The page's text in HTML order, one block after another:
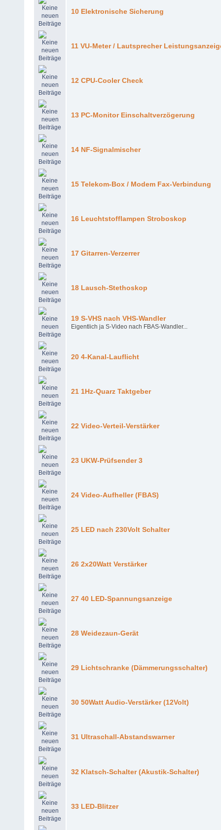
10 Elektronische Sicherung
11 VU-Meter / Lautsprecher
12 CPU-Cooler Check
13 PC-Monitor Einschaltverzögerung
14 NF-Signalmischer
15 Telekom-Box / Modem Fax-Verbindung
16 Leuchtstofflampen Stroboskop
17 Gitarren-Verzerrer
18 Lausch-Stethoskop
19 S-VHS nach VHS-Wandler
Eigentlich ja S-Video nach FBAS-Wandler...
20 4-Kanal-Lauflicht
21 1Hz-Quarz Taktgeber
22 Video-Verteil-Verstärker
23 UKW-Prüfsender 3
24 Video-Aufheller (FBAS)
25 LED nach 230Volt Schalter
26 2x20Watt Verstärker
27 40 LED-Spannungsanzeige
28 Weidezaun-Gerät
29 Lichtschranke (Dämmerungsschalter)
30 50Watt Audio-Verstärker (12Volt)
31 Ultraschall-Abstandswarner
32 Klatsch-Schalter (Akustik-Schalter)
33 LED-Blitzer